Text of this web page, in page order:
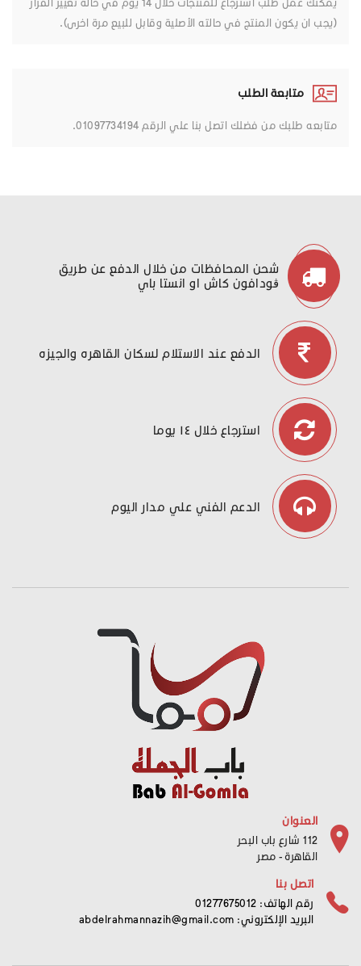
(يجب ان يكون المنتج في حالته الأصلية وقابل للبيع مرة اخرى).
متابعة الطلب
متابعه طلبك من فضلك اتصل بنا علي الرقم 01097734194.
شحن المحافظات من خلال الدفع عن طريق
ڤودافون كاش او انستا باي
الدفع عند الاستلام لسكان القاهره والجيزه
استرجاع خلال ١٤ يوما
الدعم الفني علي مدار اليوم
العنوان
112 شارع باب البحر
القاهرة - مصر
اتصل بنا
رقم الهاتف: 01277675012
البريد الإلكتروني: abdelrahmannazih@gmail.com